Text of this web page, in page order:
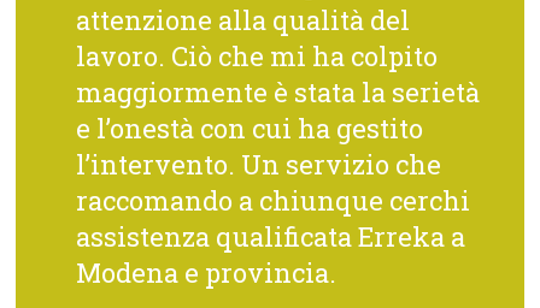
attenzione alla qualità del
lavoro. Ciò che mi ha colpito
maggiormente è stata la serietà
e l’onestà con cui ha gestito
l’intervento. Un servizio che
raccomando a chiunque cerchi
assistenza qualificata Erreka a
Modena e provincia.